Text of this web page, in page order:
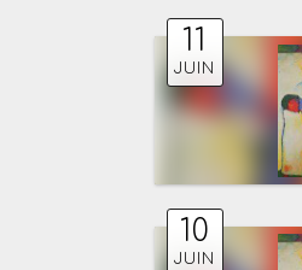
11
JUIN
10
JUIN